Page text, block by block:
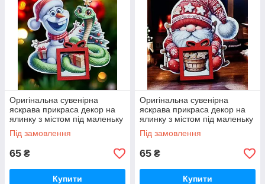
Оригінальна сувенірна
яскрава прикраса декор на
ялинку з містом під маленьку
шоколадку або фото
Під замовлення
65 ₴
Купити
Оригінальна сувенірна
яскрава прикраса декор на
ялинку з містом під маленьку
шоколадку або фото
Під замовлення
65 ₴
Купити